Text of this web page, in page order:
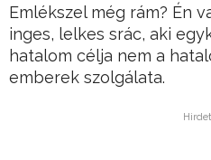
Emlékszel még rám? Én
inges, lelkes srác, aki
hatalom célja nem a
emberek szolgálata.